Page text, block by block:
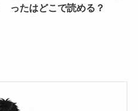
ったはどこで読める？